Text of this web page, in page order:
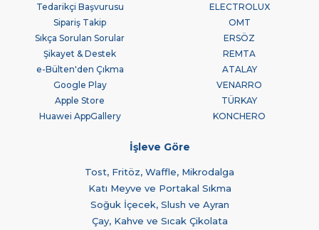
Tedarikçi Başvurusu
Sipariş Takip
Sıkça Sorulan Sorular
Şikayet & Destek
e-Bülten'den Çıkma
Google Play
Apple Store
Huawei AppGallery
ELECTROLUX
OMT
ERSÖZ
REMTA
ATALAY
VENARRO
TÜRKAY
KONCHERO
İşleve Göre
Tost, Fritöz, Waffle, Mikrodalga
Katı Meyve ve Portakal Sıkma
Soğuk İçecek, Slush ve Ayran
Çay, Kahve ve Sıcak Çikolata